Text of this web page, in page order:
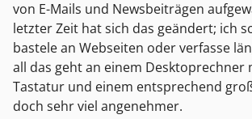
von E-Mails und Newsbeiträgen
letzter Zeit hat sich das geändert; ich
bastele an Webseiten oder verfasse
all das geht an einem Desktoprechner
Tastatur und einem entsprechend
doch sehr viel angenehmer.